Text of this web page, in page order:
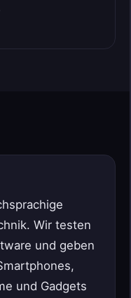
Wir testen
und geben
und Gadgets